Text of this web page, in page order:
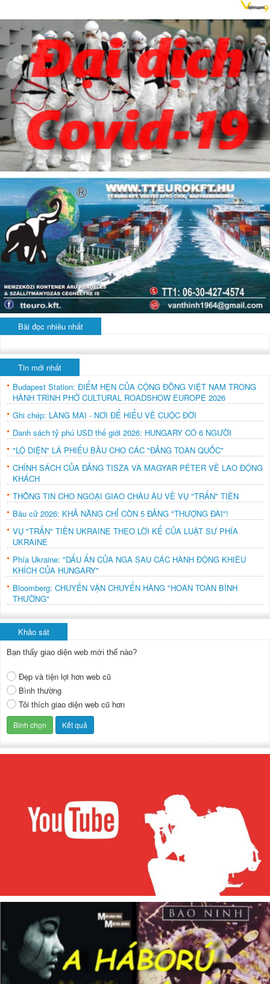
Bài đọc nhiều nhất
Tin mới nhất
Budapest Station: ĐIỂM HẸN CỦA CỘNG ĐỒNG VIỆT NAM TRONG
HÀNH TRÌNH PHỞ CULTURAL ROADSHOW EUROPE 2026
Ghi chép: LÀNG MAI - NƠI ĐỂ HIỂU VỀ CUỘC ĐỜI
Danh sách tỷ phú USD thế giới 2026: HUNGARY CÓ 6 NGƯỜI
"LỘ DIỆN" LÁ PHIẾU BẦU CHO CÁC "ĐẢNG TOÀN QUỐC"
CHÍNH SÁCH CỦA ĐẢNG TISZA VÀ MAGYAR PÉTER VỀ LAO ĐỘNG
KHÁCH
THÔNG TIN CHO NGOẠI GIAO CHÂU ÂU VỀ VỤ "TRẤN" TIỀN
Bầu cử 2026: KHẢ NĂNG CHỈ CÒN 5 ĐẢNG "THƯỢNG ĐÀI"!
VỤ "TRẤN" TIỀN UKRAINE THEO LỜI KỂ CỦA LUẬT SƯ PHÍA
UKRAINE
Phía Ukraine: "DẤU ẤN CỦA NGA SAU CÁC HÀNH ĐỘNG KHIÊU
KHÍCH CỦA HUNGARY"
Bloomberg: CHUYẾN VẬN CHUYỂN HÀNG "HOÀN TOÀN BÌNH
THƯỜNG"
Khảo sát
Bạn thấy giao diện web mới thế nào?
Đẹp và tiện lợi hơn web cũ
Bình thường
Tôi thích giao diện web cũ hơn